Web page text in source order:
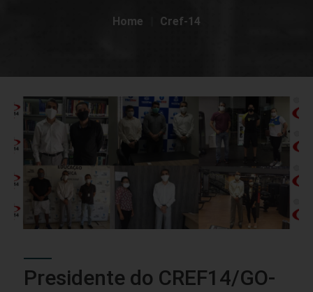
Home Cref-14
Presidente do CREF14/GO-